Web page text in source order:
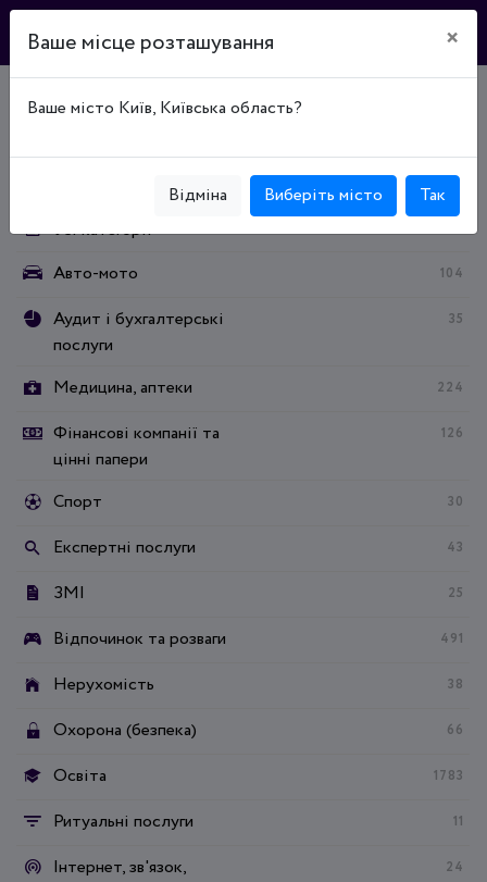
Каталог підприємств
Усі категорії
Авто-мото
104
Аудит і бухгалтерські
послуги
35
Медицина, аптеки 224
Фінансові компанії та
цінні папери
126
Спорт 30
Експертні послуги 43
ЗМІ 25
Відпочинок та розваги 491
Нерухомість 38
Охорона (безпека) 66
Освіта 1783
Ритуальні послуги 11
Інтернет, зв'язок,
24
Ваше місце розташування ×
Ваше місто Київ, Київська область?
Відміна Виберіть місто Так